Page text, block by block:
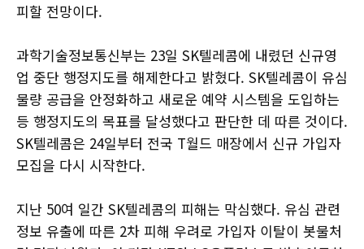
피할 전망이다.
과학기술정보통신부는 23일 SK텔레콤에 내렸던 신규영
업 중단 행정지도를 해제한다고 밝혔다. SK텔레콤이 유심
물량 공급을 안정화하고 새로운 예약 시스템을 도입하는
등 행정지도의 목표를 달성했다고 판단한 데 따른 것이다.
SK텔레콤은 24일부터 전국 T월드 매장에서 신규 가입자
모집을 다시 시작한다.
지난 50여 일간 SK텔레콤의 피해는 막심했다. 유심 관련
정보 유출에 따른 2차 피해 우려로 가입자 이탈이 봇물처